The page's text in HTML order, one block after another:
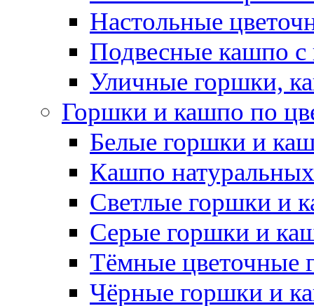
Настольные
Подвесные кашпо с
Уличные горшки,
Горшки и кашпо по
Белые горшки и
Кашпо
Светлые горшки и
Серые горшки и
Тёмные цветочные
Чёрные горшки и